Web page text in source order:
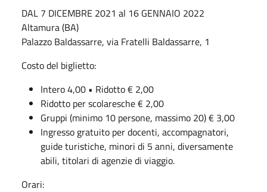
DAL 7 DICEMBRE 2021 al 16 GENNAIO 2022
Altamura (BA)
Palazzo Baldassarre, via Fratelli Baldassarre, 1
Costo del biglietto:
Intero 4,00 • Ridotto € 2,00
Ridotto per scolaresche € 2,00
Gruppi (minimo 10 persone, massimo 20) € 3,00
Ingresso gratuito per docenti, accompagnatori,
guide turistiche, minori di 5 anni, diversamente
abili, titolari di agenzie di viaggio.
Orari: